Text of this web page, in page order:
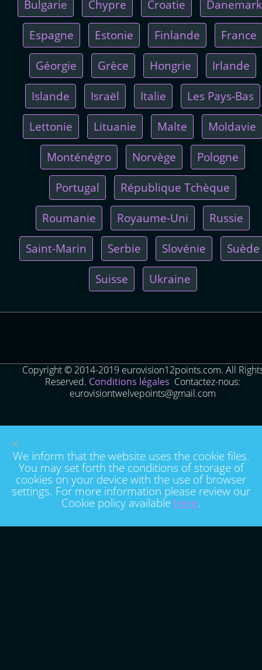
Bulgarie Chypre Croatie Danemark
Espagne Estonie Finlande France
Géorgie Grèce Hongrie Irlande
Islande Israël Italie Les Pays-Bas
Lettonie Lituanie Malte Moldavie
Monténégro Norvège Pologne
Portugal République Tchèque
Roumanie Royaume-Uni Russie
Saint-Marin Serbie Slovénie Suède
Suisse Ukraine
Copyright © 2014-2019 eurovision12points.com. All
Reserved. Conditions légales Contactez-nous:
eurovisiontwelvepoints@gmail.com
×
We inform that the website uses the cookie files.
You may set forth the conditions of storage of
cookies on your device with the use of browser
settings. For more information please review our
Cookie policy available here.